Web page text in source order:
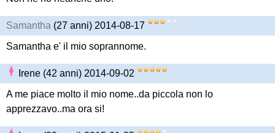
Samantha (27 anni) 2014-08-17
Samantha e' il mio soprannome.
Irene (42 anni) 2014-09-02
A me piace molto il mio nome..da piccola non lo
apprezzavo..ma ora si!